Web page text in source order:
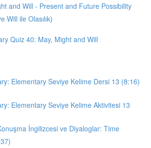
and Will - Present and Future Possibility
Will ile Olasılık)
Quiz 40: May, Might and Will
Elementary Seviye Kelime Dersi 13 (8:16)
Elementary Seviye Kelime Aktivitesi 13
İngilizcesi ve Diyaloglar: Time